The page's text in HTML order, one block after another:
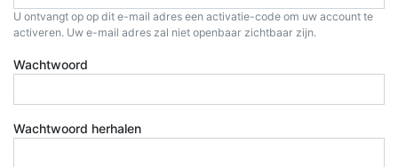
U ontvangt op op dit e-mail adres een activatie-code om uw account te
activeren. Uw e-mail adres zal niet openbaar zichtbaar zijn.
Wachtwoord
Wachtwoord herhalen